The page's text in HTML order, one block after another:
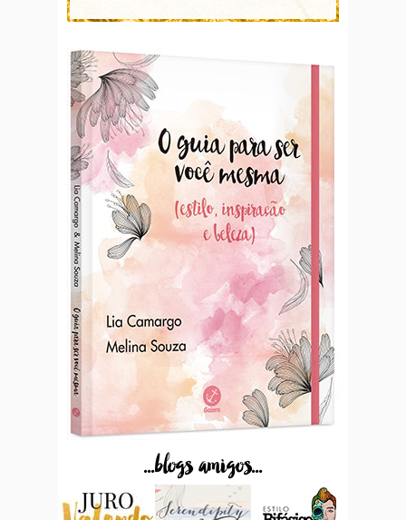
...blogs amigos...